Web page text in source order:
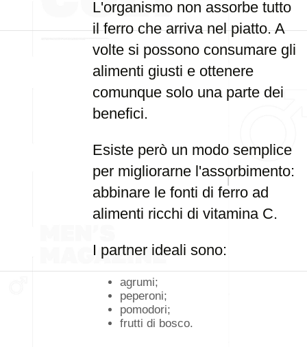
L'organismo non assorbe tutto
il ferro che arriva nel piatto. A
volte si possono consumare gli
alimenti giusti e ottenere
comunque solo una parte dei
benefici.
Esiste però un modo semplice
per migliorarne l'assorbimento:
abbinare le fonti di ferro ad
alimenti ricchi di vitamina C.
I partner ideali sono:
agrumi;
peperoni;
pomodori;
frutti di bosco.